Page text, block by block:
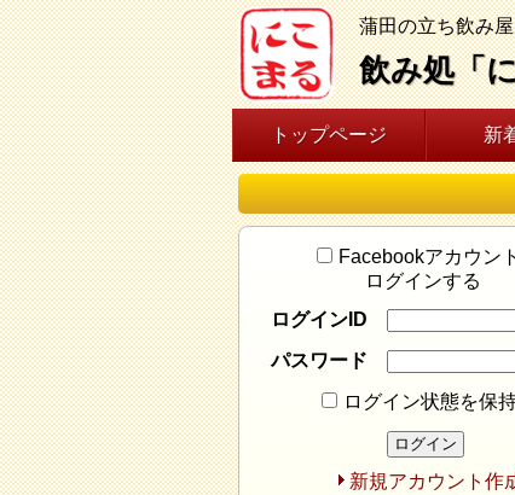
蒲田の立ち飲み屋
飲み処「
トップページ 新
Facebookアカウン
ログインする
ログインID
パスワード
ログイン状態を保
新規アカウント作